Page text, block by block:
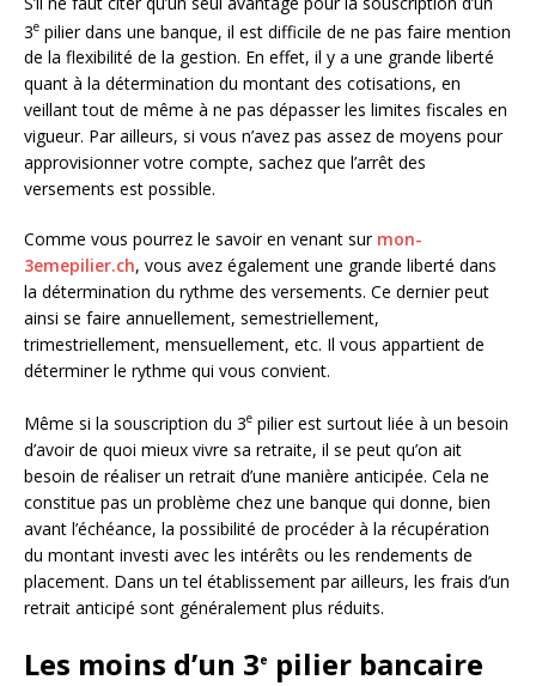
3e pilier dans une banque, il est difficile de ne pas faire mention
de la flexibilité de la gestion. En effet, il y a une grande liberté
quant à la détermination du montant des cotisations, en
veillant tout de même à ne pas dépasser les limites fiscales en
vigueur. Par ailleurs, si vous n’avez pas assez de moyens pour
approvisionner votre compte, sachez que l’arrêt des
versements est possible.
Comme vous pourrez le savoir en venant sur mon-
3emepilier.ch, vous avez également une grande liberté dans
la détermination du rythme des versements. Ce dernier peut
ainsi se faire annuellement, semestriellement,
trimestriellement, mensuellement, etc. Il vous appartient de
déterminer le rythme qui vous convient.
Même si la souscription du 3e pilier est surtout liée à un besoin
d’avoir de quoi mieux vivre sa retraite, il se peut qu’on ait
besoin de réaliser un retrait d’une manière anticipée. Cela ne
constitue pas un problème chez une banque qui donne, bien
avant l’échéance, la possibilité de procéder à la récupération
du montant investi avec les intérêts ou les rendements de
placement. Dans un tel établissement par ailleurs, les frais d’un
retrait anticipé sont généralement plus réduits.
Les moins d’un 3e pilier bancaire